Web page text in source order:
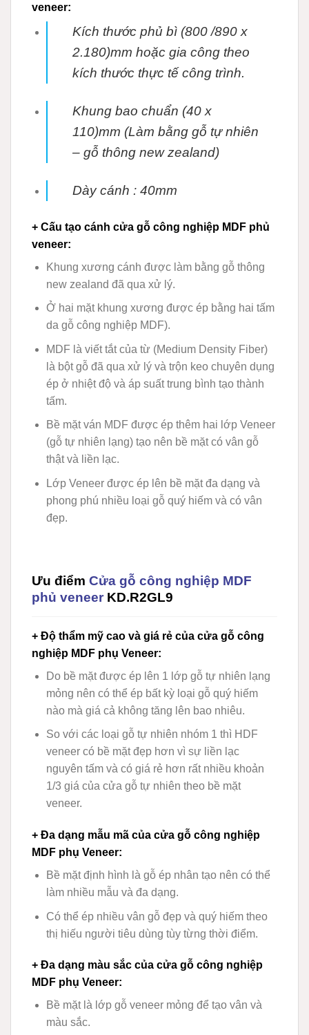
veneer:
Kích thước phủ bì (800 /890 x
2.180)mm hoặc gia công theo
kích thước thực tếcông trình.
Khung bao chuẩn (40 x
110)mm (Làm bằng gỗ tự nhiên
– gỗ thông new zealand)
Dày cánh : 40mm
+ Cấu tạo cánh cửa gỗ công nghiệp MDF phủ
veneer:
Khung xương cánh được làm bằng gỗ thông
new zealand đã qua xử lý.
Ở hai mặt khung xương được ép bằng hai tấm
da gỗ công nghiệp MDF).
MDF là viết tắt của từ (Medium Density Fiber)
là bột gỗ đã qua xử lý và trộn keo chuyên dụng
ép ở nhiệt độ và áp suất trung bình tạo thành
tấm.
Bề mặt ván MDF được ép thêm hai lớp Veneer
(gỗ tự nhiên lạng) tạo nên bề mặt có vân gỗ
thật và liền lạc.
Lớp Veneer được ép lên bề mặt đa dạng và
phong phú nhiều loại gỗ quý hiếm và có vân
đẹp.
Ưu điểm Cửa gỗ công nghiệp MDF
phủ veneer KD.R2GL9
+ Độ thẩm mỹ cao và giá rẻ của cửa gỗ công
nghiệp MDF phụ Veneer:
Do bề mặt được ép lên 1 lớp gỗ tự nhiên lạng
mỏng nên có thể ép bất kỳ loại gỗ quý hiếm
nào mà giá cả không tăng lên bao nhiêu.
So với các loại gỗ tự nhiên nhóm 1 thì HDF
veneer có bề mặt đẹp hơn vì sự liền lạc
nguyên tấm và có giá rẻ hơn rất nhiều khoản
1/3 giá của cửa gỗ tự nhiên theo bề mặt
veneer.
+ Đa dạng mẫu mã của cửa gỗ công nghiệp
MDF phụ Veneer:
Bề mặt định hình là gỗ ép nhân tạo nên có thể
làm nhiều mẫu và đa dạng.
Có thể ép nhiều vân gỗ đẹp và quý hiếm theo
thị hiếu người tiêu dùng tùy từng thời điểm.
+ Đa dạng màu sắc của cửa gỗ công nghiệp
MDF phụ Veneer:
Bề mặt là lớp gỗ veneer mỏng để tạo vân và
màu sắc.